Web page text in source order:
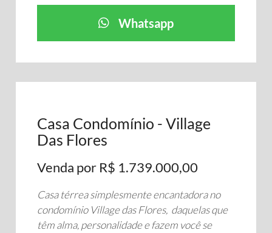
Whatsapp
Casa Condomínio - Village
Das Flores
Venda por R$ 1.739.000,00
Casa térrea simplesmente encantadora no
condomínio Village das Flores, daquelas que
têm alma, personalidade e fazem você se